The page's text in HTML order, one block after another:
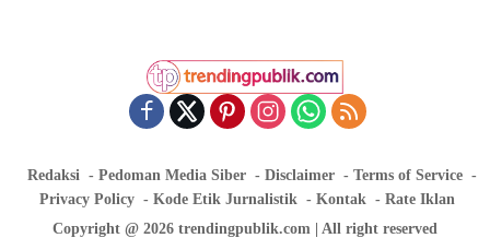
Redaksi Pedoman Media Siber Disclaimer
Terms of Service
Privacy Policy
Kode Etik Jurnalistik Kontak
Rate Iklan
Copyright @ 2026 trendingpublik.com | All right reserved